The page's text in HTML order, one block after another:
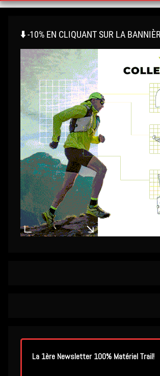
⬇️ -10% EN CLIQUANT SUR LA
La 1ère Newsletter 100% Matériel Trail!